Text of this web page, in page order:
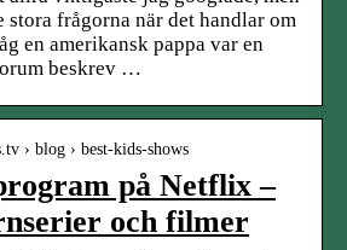
stora frågorna när det handlar om
en amerikansk pappa var en
beskrev …
› blog › best-kids-shows
på Netflix –
och filmer